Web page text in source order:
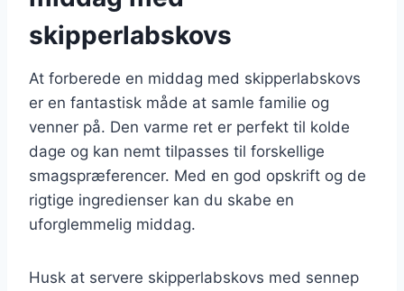
skipperlabskovs
At forberede en middag med skipperlabskovs
er en fantastisk måde at samle familie og
venner på. Den varme ret er perfekt til kolde
dage og kan nemt tilpasses til forskellige
smagspræferencer. Med en god opskrift og de
rigtige ingredienser kan du skabe en
uforglemmelig middag.
Husk at servere skipperlabskovs med sennep